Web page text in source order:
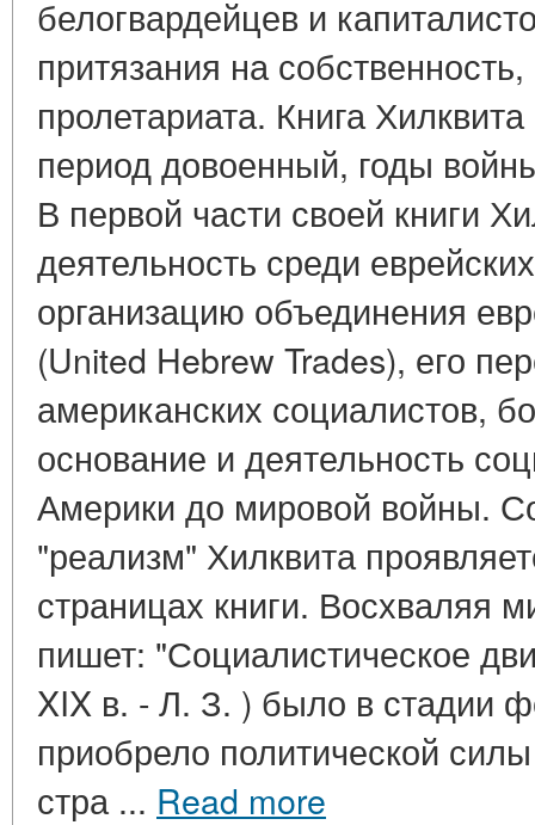
белогвардейцев и
притязания на
пролетариата. Книга
период довоенный, годы
В первой части своей книги
деятельность среди
организацию объединения
(United Hebrew Trades), его
американских социалистов,
основание и деятельность
Америки до мировой войны.
"реализм" Хилквита
страницах книги. Восхваляя
пишет: "Социалистическое
XIX в. - Л. З. ) было в стадии
приобрело политической
стра ... Read more